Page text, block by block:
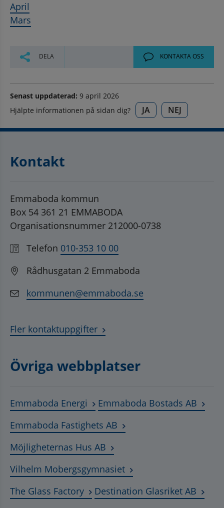
April
Mars
DELA KONTAKTA OSS
Senast uppdaterad: 9 april 2026
Hjälpte informationen på sidan dig?
JA NEJ
Kontakt
Emmaboda kommun
Box 54 361 21 EMMABODA
Organisationsnummer 212000-0738
Telefon 010-353 10 00
Rådhusgatan 2 Emmaboda
kommunen@emmaboda.se
Fler kontaktuppgifter
Övriga webbplatser
Emmaboda Energi Länk till annan webbplats,
Emmaboda Bostads AB
Emmaboda Fastighets AB Länk till annan
Möjligheternas Hus AB Länk till annan webbplats,
Vilhelm MobergsgymnasietLänk till annan
The Glass FactoryLänk till annan webbplats,
Destination Glasriket AB